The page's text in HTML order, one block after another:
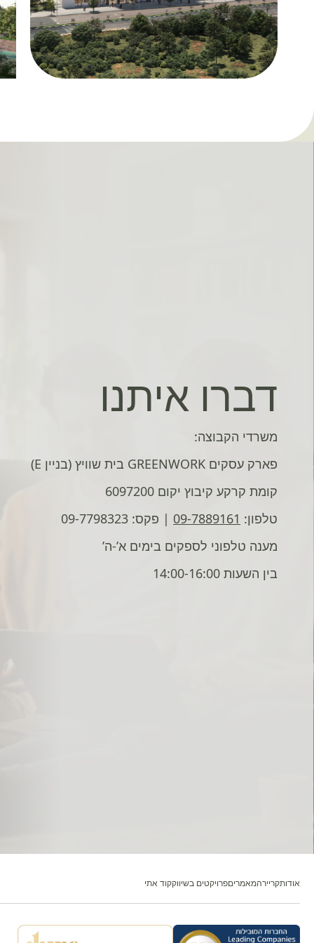
לעוד מידע
דברו איתנו
משרדי הקבוצה:
פארק עסקים GREENWORK בית שוויץ (בניין E)
קומת קרקע קיבוץ יקום 6097200
טלפון: 09-7889161 | פקס: 09-7798323
מענה טלפוני לספקים בימים א’-ה’
בין השעות 14:00-16:00
אודותקריירהמאמריםפרויקטים בשיווקקוד אתי